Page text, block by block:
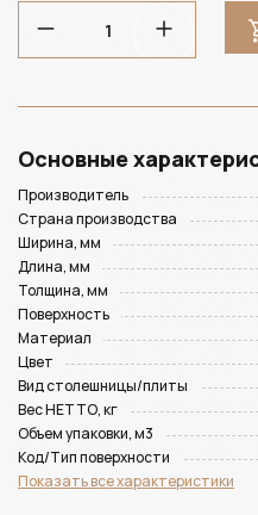
Основные
Производитель
Страна производства
Ширина, мм
Длина, мм
Толщина, мм
Поверхность
Материал
Цвет
Вид столешницы/плиты
Вес НЕТТО, кг
Объем упаковки, м3
Код/Тип поверхности
Показать все характеристики